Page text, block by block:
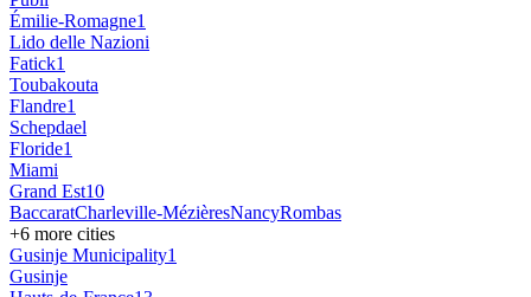
Émilie-Romagne1
Lido delle Nazioni
Fatick1
Toubakouta
Flandre1
Schepdael
Floride1
Miami
Grand Est10
BaccaratCharleville-MézièresNancyRombas
+6 more cities
Gusinje Municipality1
Gusinje